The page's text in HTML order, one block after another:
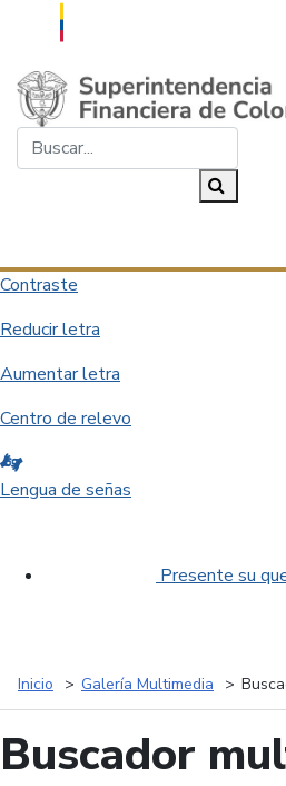
Saltar al contenido principal
Contraste
Reducir letra
Aumentar letra
Centro de relevo
Lengua de señas
Presente su
Inicio Galería Multimedia
Buscador